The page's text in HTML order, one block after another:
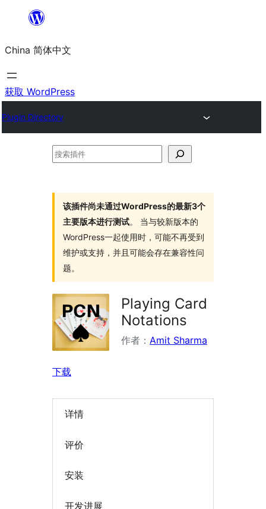
内
容
China 简体中文
获取 WordPress
Plugin Directory
搜
该插件尚未通过WordPress的最新3个
主要版本进行测试。 当与较新版本的
WordPress一起使用时，可能不再受到
维护或支持，并且可能会存在兼容性问
题。
Playing Card
Notations
作者： Amit Sharma
下载
详情
评价
安装
开发进展